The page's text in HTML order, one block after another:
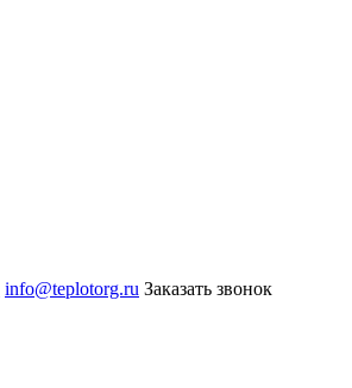
info@teplotorg.ru Заказать звонок